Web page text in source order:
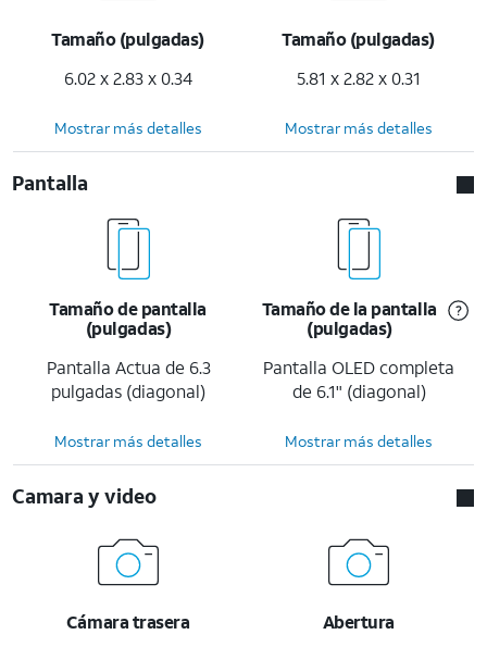
Tamaño (pulgadas)
6.02 x 2.83 x 0.34
Tamaño (pulgadas)
5.81 x 2.82 x 0.31
Mostrar más detalles Mostrar más detalles
Pantalla
Tamaño de pantalla
(pulgadas)
Pantalla Actua de 6.3
pulgadas (diagonal)
Tamaño de la pantalla
(pulgadas)
Pantalla OLED completa
de 6.1" (diagonal)
Mostrar más detalles Mostrar más detalles
Camara y video
Cámara trasera
Abertura